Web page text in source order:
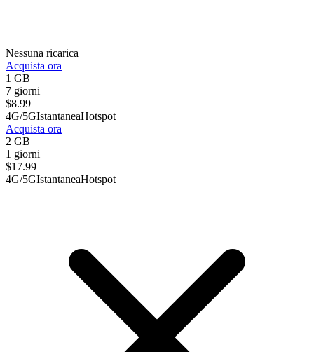
Nessuna ricarica
Acquista ora
1 GB
7 giorni
$8.99
4G/5GIstantaneaHotspot
Acquista ora
2 GB
1 giorni
$17.99
4G/5GIstantaneaHotspot